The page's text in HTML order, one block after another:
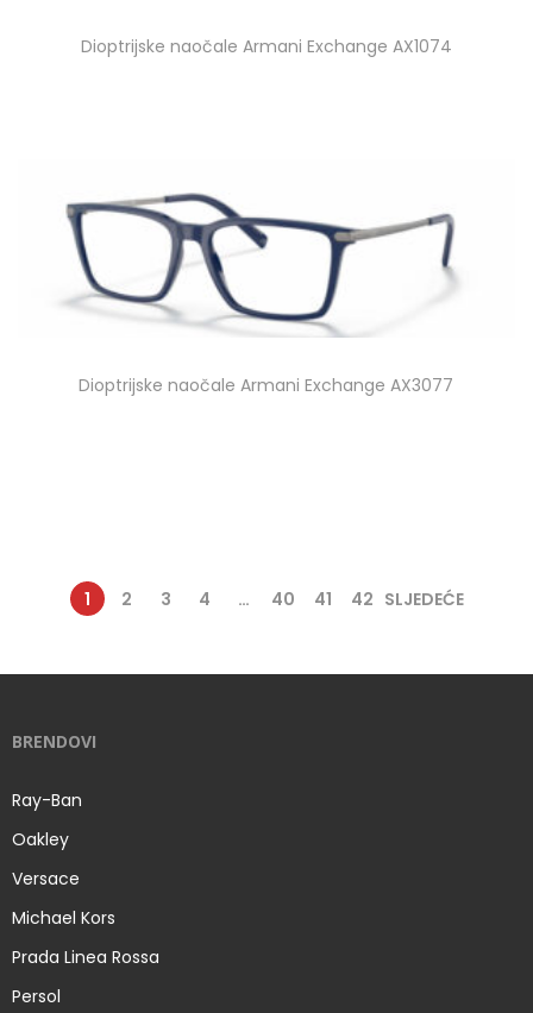
Dioptrijske naočale Armani Exchange AX1074
Dioptrijske naočale Armani Exchange AX3077
1 2 3 4 … 40 41 42 SLJEDEĆE
BRENDOVI
Ray-Ban
Oakley
Versace
Michael Kors
Prada Linea Rossa
Persol